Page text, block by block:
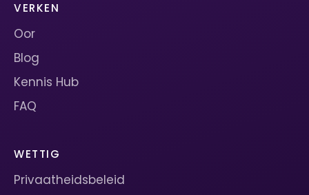
VERKEN
Oor
Blog
Kennis Hub
FAQ
WETTIG
Privaatheidsbeleid